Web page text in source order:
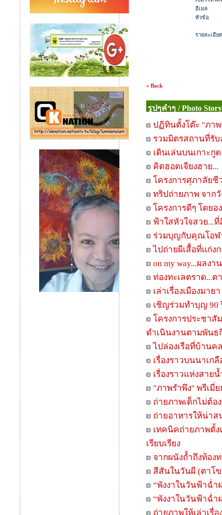
ท่องทะเลตราด...
เล่าเรื่องเมืองมาย
เชิญร่วมทำบุญ
เรื่องราวแห่งสายน้
"ภาพรำพึง" พรีเ
ถ่ายภาพเด็กไม่ต้
ถ่ายอาหารให้น่า
เทคนิคถ่ายภาพตั้ง
เรียบเรียง
จากผนังถ้ำถึงท้อง
สีสันในวันผี (ตาโ
“พังงาในวันฟ้าฉ่
“พังงาในวันฟ้าฉ่
ถ่ายภาพให้เล่าเรื่
ท่องเที่ยววิถีถิ่นแบ
เดินเที่ยวไร่กระ
DoiSter.....ชีวิตเที
5 ชุมชน เพื่อการท่
ชีวิตริมน้ำกับรสแ
มนต์เสน่ห์เมืองใต้
จากไม้รูดถึงเกาะ
จากไม้รูดถึงเกาะ
รูปๆคำๆ : ศีล...สม
รูปๆคำๆ : สนามแ
รูปๆคำๆ : นับเท้า
รูปๆคำๆ : ตลาดเ
email :